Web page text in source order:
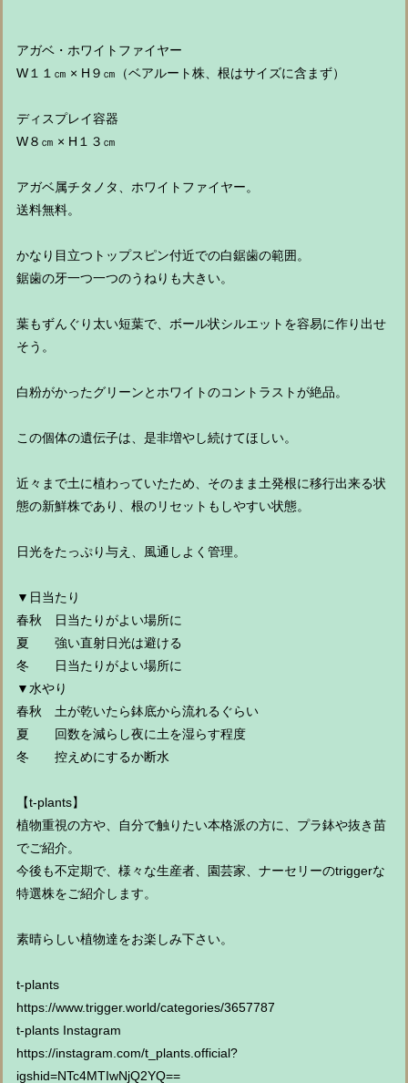
アガベ・ホワイトファイヤー
W１１㎝ × H９㎝（ベアルート株、根はサイズに含まず）
ディスプレイ容器
W８㎝ × H１３㎝
アガベ属チタノタ、ホワイトファイヤー。
送料無料。
かなり目立つトップスピン付近での白鋸歯の範囲。
鋸歯の牙一つ一つのうねりも大きい。
葉もずんぐり太い短葉で、ボール状シルエットを容易に作り出せ
そう。
白粉がかったグリーンとホワイトのコントラストが絶品。
この個体の遺伝子は、是非増やし続けてほしい。
近々まで土に植わっていたため、そのまま土発根に移行出来る状
態の新鮮株であり、根のリセットもしやすい状態。
日光をたっぷり与え、風通しよく管理。
▼日当たり
春秋 日当たりがよい場所に
夏 強い直射日光は避ける
冬 日当たりがよい場所に
▼水やり
春秋 土が乾いたら鉢底から流れるぐらい
夏 回数を減らし夜に土を湿らす程度
冬 控えめにするか断水
【t-plants】
植物重視の方や、自分で触りたい本格派の方に、プラ鉢や抜き苗
でご紹介。
今後も不定期で、様々な生産者、園芸家、ナーセリーのtriggerな
特選株をご紹介します。
素晴らしい植物達をお楽しみ下さい。
t-plants
https://www.trigger.world/categories/3657787
t-plants Instagram
https://instagram.com/t_plants.official?
igshid=NTc4MTIwNjQ2YQ==